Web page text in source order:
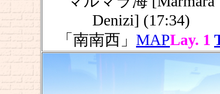
Denizi] (17:34)
「南南西」 MAPLay. 1